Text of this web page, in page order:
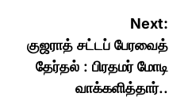
Next:
குஜராத் சட்டப் பேரவைத்
தேர்தல் : பிரதமர் மோடி
வாக்களித்தார்..